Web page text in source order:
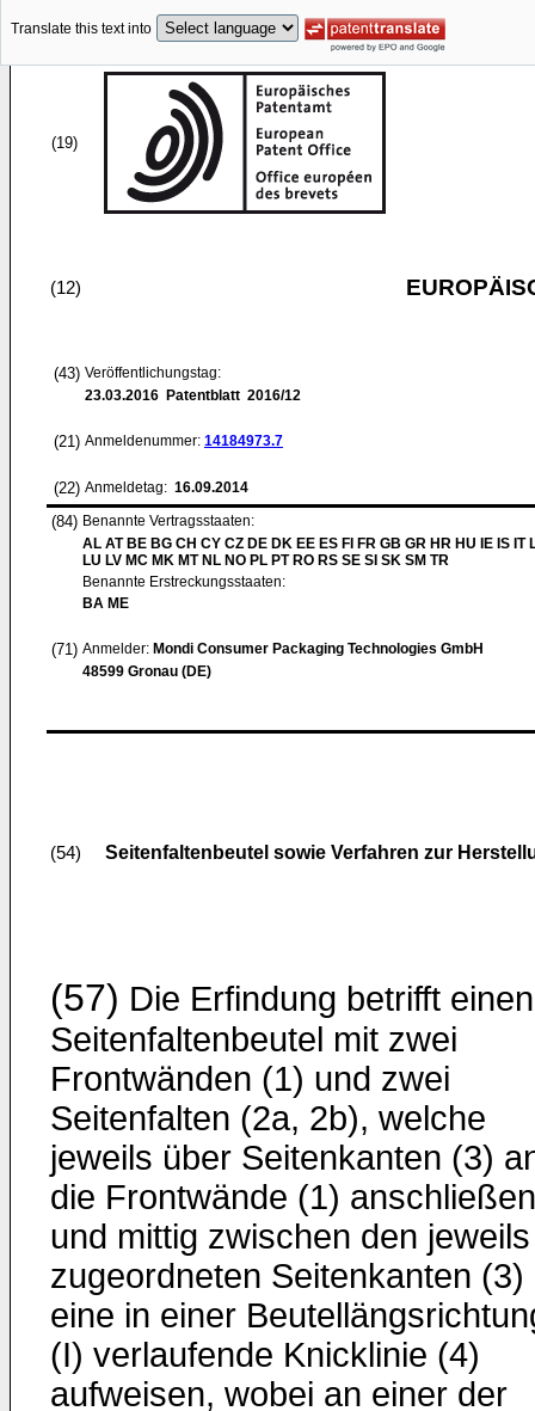
Translate this text into
(19)
(12)
(43) Veröffentlichungstag:
23.03.2016 Patentblatt 2016/12
(21) Anmeldenummer: 14184973.7
(22) Anmeldetag: 16.09.2014
(84) Benannte Vertragsstaaten:
AL AT BE BG CH CY CZ DE DK EE ES FI FR GB GR HR HU IE IS IT
LU LV MC MK MT NL NO PL PT RO RS SE SI SK SM TR
Benannte Erstreckungsstaaten:
BA ME
(71) Anmelder: Mondi Consumer Packaging Technologies GmbH
48599 Gronau (DE)
(54) Seitenfaltenbeutel sowie Verfahren zur
(57) Die Erfindung betrifft einen
Seitenfaltenbeutel mit zwei
Frontwänden (1) und zwei
Seitenfalten (2a, 2b), welche
jeweils über Seitenkanten (3)
die Frontwände (1) anschließen
und mittig zwischen den jeweils
zugeordneten Seitenkanten (3)
eine in einer
(I) verlaufende Knicklinie (4)
aufweisen, wobei an einer der